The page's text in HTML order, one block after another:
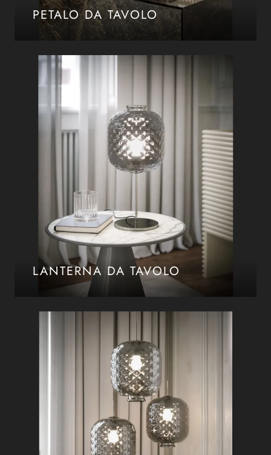
PETALO DA TAVOLO
LANTERNA DA TAVOLO